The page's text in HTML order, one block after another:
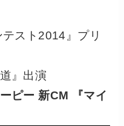
スト2014』プリ
』出演
ピー 新CM 『マイ